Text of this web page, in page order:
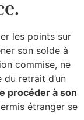
les points sur
son solde à
commise, ne
du retrait d’un
procéder à son
étranger se